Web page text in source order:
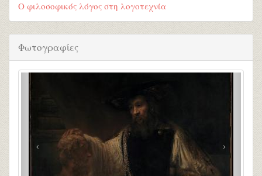
Ο φιλοσοφικός λόγος στη λογοτεχνία
Φωτογραφίες